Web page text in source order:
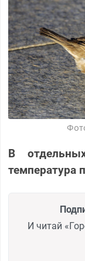
В
температура
И читай